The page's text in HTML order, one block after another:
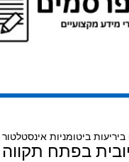
ביטומניות אינסטלטור
בפתח תקווה